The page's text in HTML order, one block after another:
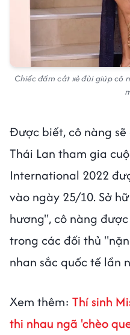
Chiếc đầm cắt xẻ đùi giúp cô
Được biết, cô nàng
Thái Lan tham gia
International 2022
vào ngày 25/10. Sở
hương", cô nàng
trong các đối thủ
nhan sắc quốc tế lần
Xem thêm: Thí sinh
thi nhau ngã 'chèo